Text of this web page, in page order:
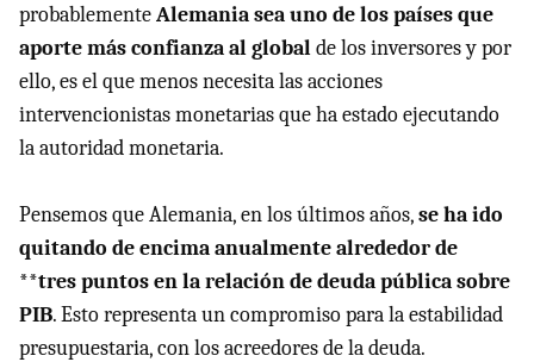
probablementeAlemania sea uno de los países que
aporte más confianza al globalde los inversores y por
ello, es el que menos necesita las acciones
intervencionistas monetarias que ha estado ejecutando
la autoridad monetaria.
Pensemos que Alemania, en los últimos años,se ha ido
quitando de encima anualmente alrededor de
**tres puntos en la relación de deuda pública sobre
PIB. Esto representa un compromiso para la estabilidad
presupuestaria, con los acreedores de la deuda.